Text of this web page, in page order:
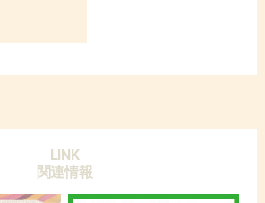
LINK
関連情報